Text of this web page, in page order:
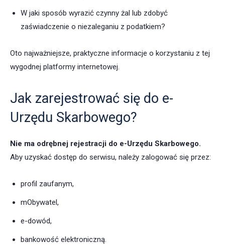
W jaki sposób wyrazić czynny żal lub zdobyć
zaświadczenie o niezaleganiu z podatkiem?
Oto najważniejsze, praktyczne informacje o korzystaniu z tej
wygodnej platformy internetowej.
Jak zarejestrować się do e-
Urzędu Skarbowego?
Nie ma odrębnej rejestracji do e-Urzędu Skarbowego.
Aby uzyskać dostęp do serwisu, należy zalogować się przez:
profil zaufanym,
mObywatel,
e-dowód,
bankowość elektroniczną.